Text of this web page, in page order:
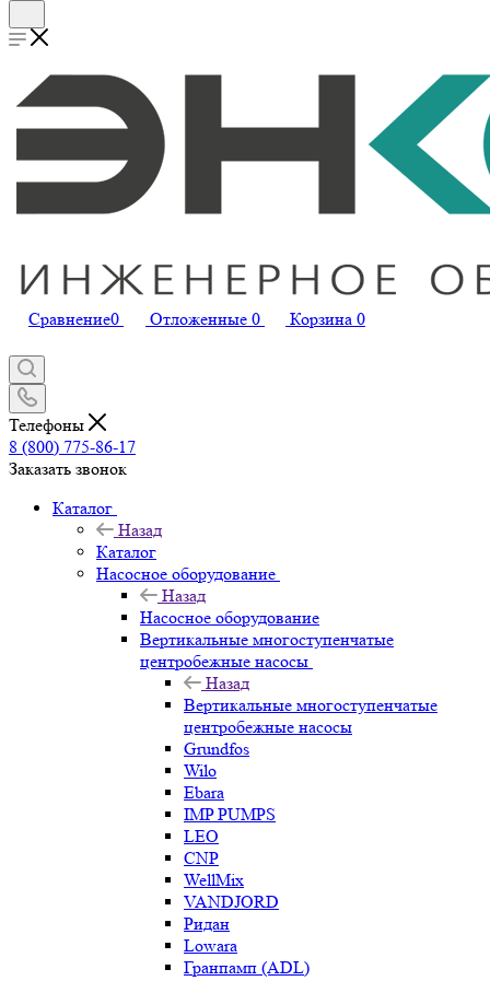
Сравнение0 Отложенные 0 Корзина 0
Телефоны
8 (800) 775-86-17
Заказать звонок
Каталог
Назад
Каталог
Насосное оборудование
Назад
Насосное оборудование
Вертикальные многоступенчатые
центробежные насосы
Назад
Вертикальные многоступенчатые
центробежные насосы
Grundfos
Wilo
Ebara
IMP PUMPS
LEO
CNP
WellMix
VANDJORD
Ридан
Lowara
Гранпамп (ADL)